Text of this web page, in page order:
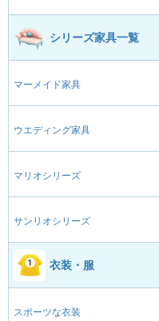
シリーズ家具一覧
マーメイド家具
ウエディング家具
マリオシリーズ
サンリオシリーズ
衣装・服
スポーツな衣装